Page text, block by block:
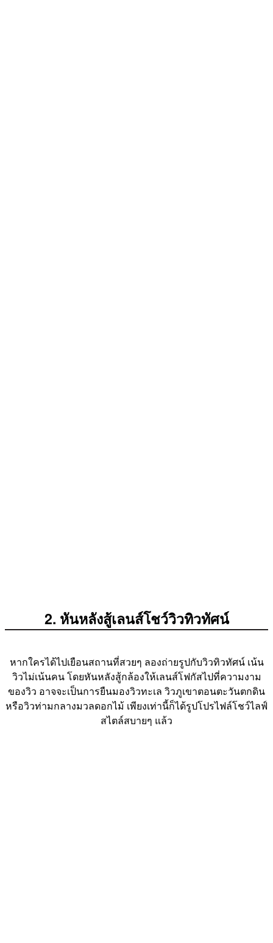
2. หันหลังสู้เลนส์โชว์วิวทิวทัศน์
หากใครได้ไปเยือนสถานที่สวยๆ ลองถ่ายรูปกับวิวทิวทัศน์ เน้น
วิวไม่เน้นคน โดยหันหลังสู้กล้องให้เลนส์โฟกัสไปที่ความงาม
ของวิว อาจจะเป็นการยืนมองวิวทะเล วิวภูเขาตอนตะวันตกดิน
หรือวิวท่ามกลางมวลดอกไม้ เพียงเท่านี้ก็ได้รูปโปรไฟล์โชว์ไลฟ์
สไตล์สบายๆ แล้ว